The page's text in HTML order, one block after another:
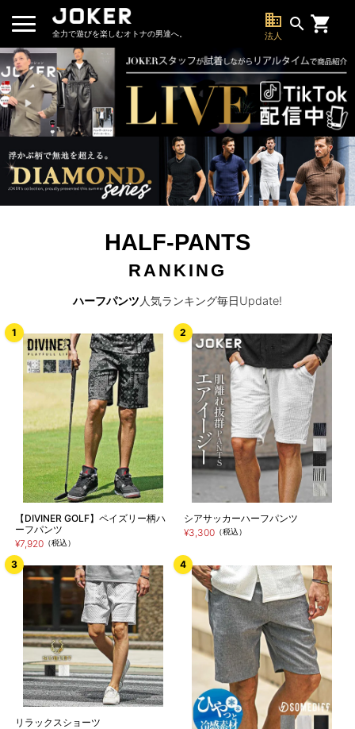
全力で遊びを楽しむオトナの男達へ。
business
法人
search
HALF-PANTS
RANKING
ハーフパンツ 人気ランキング毎日Update!
【DIVINER GOLF】ペイズリー柄ハ
ーフパンツ
¥7,920（税込）
シアサッカーハーフパンツ
¥3,300（税込）
リラックスショーツ